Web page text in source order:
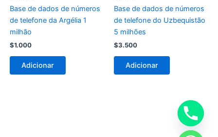
Base de dados de números
de telefone da Argélia 1
milhão
$1.000
Adicionar
Base de dados de números
de telefone do Uzbequistão
5 milhões
$3.500
Adicionar